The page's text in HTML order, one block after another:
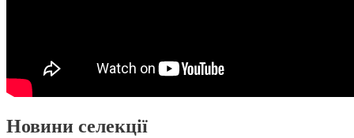
Новини селекції